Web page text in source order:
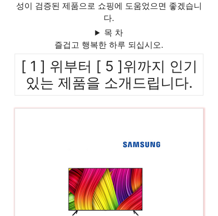
성이 검증된 제품으로 쇼핑에 도움었으면 좋겠습니
다.
목 차
즐겁고 행복한 하루 되십시오.
[ 1 ] 위부터 [ 5 ]위까지 인기
있는 제품을 소개드립니다.